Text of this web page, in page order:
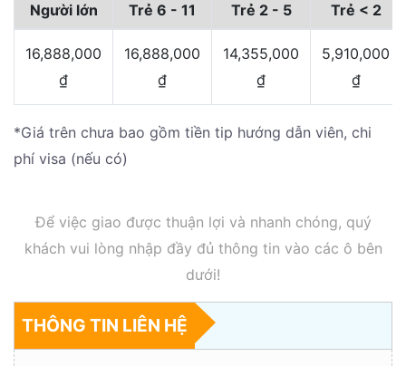
Người lớn Trẻ 6 - 11 Trẻ 2 - 5 Trẻ < 2
16,888,000
₫
16,888,000
₫
14,355,000
₫
5,910,000
₫
*Giá trên chưa bao gồm tiền tip hướng dẫn viên, chi
phí visa (nếu có)
Để việc giao được thuận lợi và nhanh chóng, quý
khách vui lòng nhập đầy đủ thông tin vào các ô bên
dưới!
THÔNG TIN LIÊN HỆ